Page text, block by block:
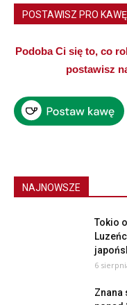
POSTAWISZ PRO
Podoba Ci się to, co
postawisz
NAJNOWSZE
Tokio
6
Znana